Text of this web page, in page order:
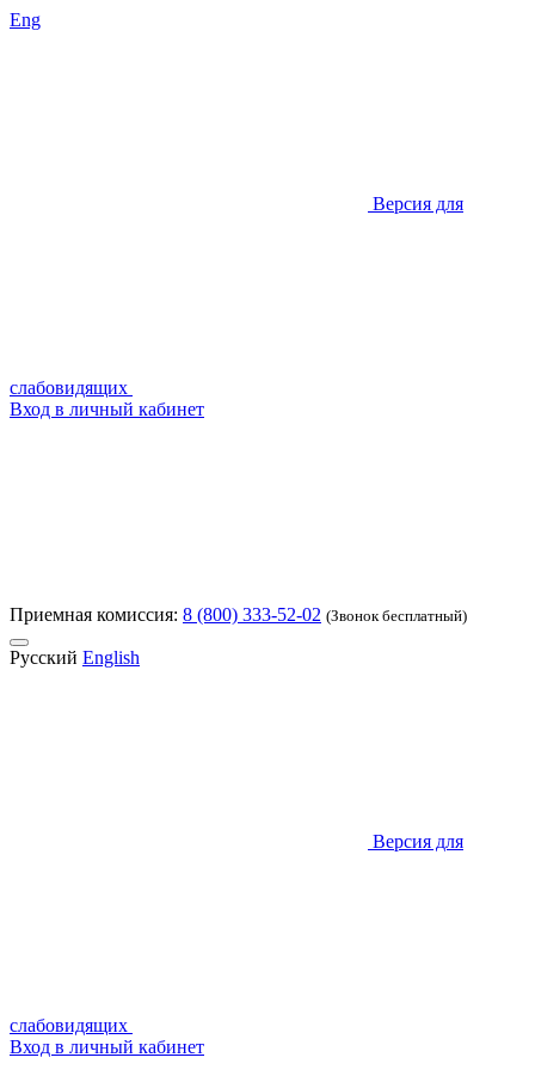
Eng
Версия для
слабовидящих
Вход в личный кабинет
Приемная комиссия: 8 (800) 333-52-02 (Звонок бесплатный)
Русский English
Версия для
слабовидящих
Вход в личный кабинет